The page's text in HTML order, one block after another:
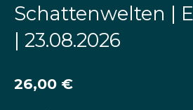
Schattenwelten |
| 23.08.2026
26,00 €